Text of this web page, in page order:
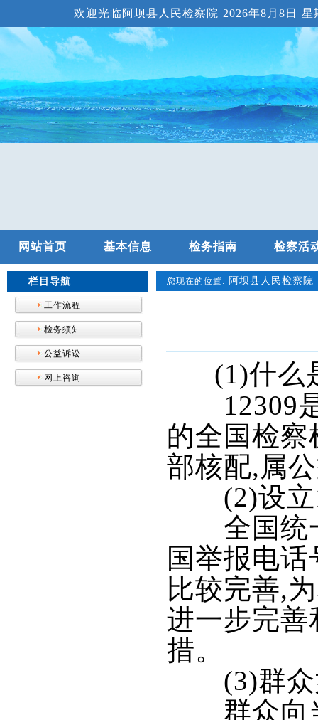
欢迎光临阿坝县人民检察院 2026年8月8日 星
网站首页 基本信息 检务指南 检察活
栏目导航
工作流程
检务须知
公益诉讼
网上咨询
您现在的位置: 阿坝县人民检察院
(1)什么
12309是
的全国检
部核配,属
(2)设立
全国统一
国举报电
比较完善,
进一步完善
措。
(3)群众如
群众向当